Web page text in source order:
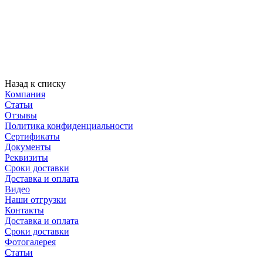
Назад к списку
Компания
Статьи
Отзывы
Политика конфиденциальности
Сертификаты
Документы
Реквизиты
Сроки доставки
Доставка и оплата
Видео
Наши отгрузки
Контакты
Доставка и оплата
Сроки доставки
Фотогалерея
Статьи